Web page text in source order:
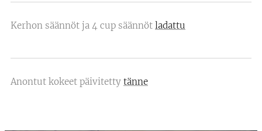
Kerhon säännöt ja 4 cup säännöt ladattu
Anontut kokeet päivitetty tänne